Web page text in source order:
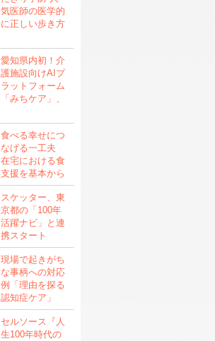
気医師の医学的
に正しい歩き方
愛知県内初！介
護施設向けAIプ
ラットフォーム
「みちケア」、
食べる幸せにつ
なげる一工夫
在宅における食
支援を基本から
スケッター、東
京都の「100年
活躍ナビ」と連
携スタート
現場で起きがち
な事柄への対応
例「理由を探る
認知症ケア」
セルソース『人
生100年時代の